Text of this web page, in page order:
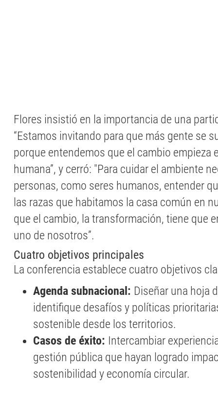
Flores insistió en la importancia de una
“Estamos invitando para que más gente se
porque entendemos que el cambio empieza
humana”, y cerró: "Para cuidar el ambiente
personas, como seres humanos, entender
las razas que habitamos la casa común en
que el cambio, la transformación, tiene que
uno de nosotros”.
Cuatro objetivos principales
La conferencia establece cuatro objetivos
Agenda subnacional: Diseñar una hoja
identifique desafíos y políticas
sostenible desde los territorios.
Casos de éxito: Intercambiar
gestión pública que hayan logrado
sostenibilidad y economía circular.